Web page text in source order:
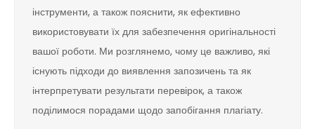
інструменти, а також пояснити, як ефективно
використовувати їх для забезпечення оригінальності
вашої роботи. Ми розглянемо, чому це важливо, які
існують підходи до виявлення запозичень та як
інтерпретувати результати перевірок, а також
поділимося порадами щодо запобігання плагіату.